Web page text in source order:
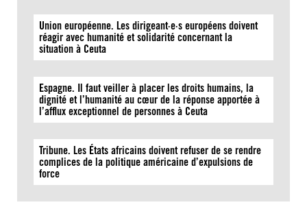
Union européenne. Les dirigeant·e·s européens doivent
réagir avec humanité et solidarité concernant la
situation à Ceuta
Espagne. Il faut veiller à placer les droits humains, la
dignité et l’humanité au cœur de la réponse apportée à
l’afflux exceptionnel de personnes à Ceuta
Tribune. Les États africains doivent refuser de se rendre
complices de la politique américaine d’expulsions de
force